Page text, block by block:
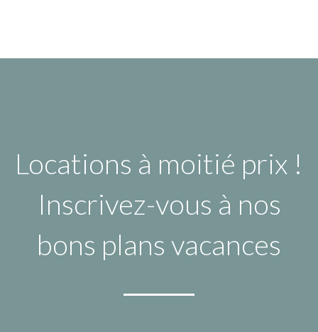
Locations à moitié prix !
Inscrivez-vous à nos
bons plans vacances